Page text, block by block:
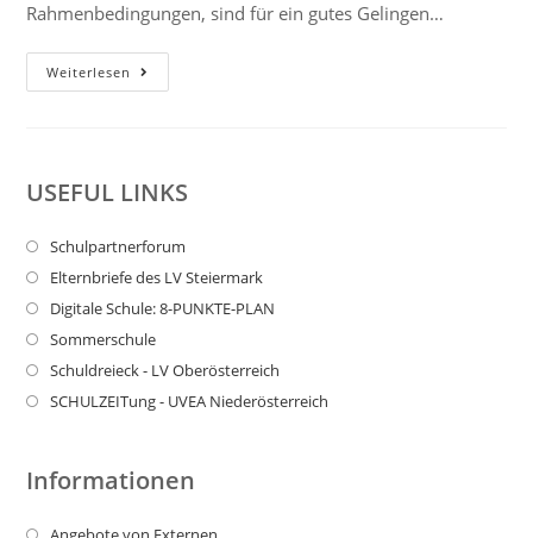
Rahmenbedingungen, sind für ein gutes Gelingen…
Weiterlesen
USEFUL LINKS
Schulpartnerforum
Elternbriefe des LV Steiermark
Digitale Schule: 8-PUNKTE-PLAN
Sommerschule
Schuldreieck - LV Oberösterreich
SCHULZEITung - UVEA Niederösterreich
Informationen